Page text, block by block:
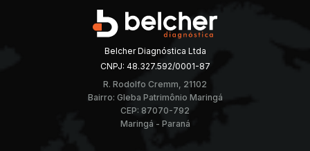
Belcher Diagnóstica Ltda
CNPJ: 48.327.592/0001-87
R. Rodolfo Cremm, 21102
Bairro: Gleba Patrimônio Maringá
CEP: 87070-792
Maringá - Paraná